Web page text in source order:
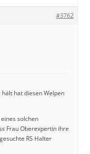
#3762
hat diesen Welpen
solchen
Frau Oberexpertin ihre
RS Halter